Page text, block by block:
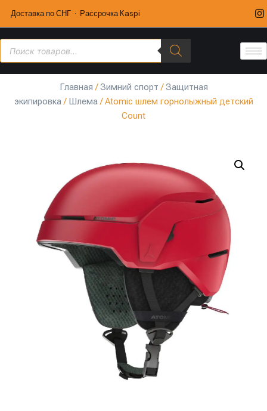
Доставка по СНГ · Рассрочка Kaspi
Главная /Зимний спорт /Защитная
экипировка/ Шлема/ Atomic шлем горнолыжный детский
Count